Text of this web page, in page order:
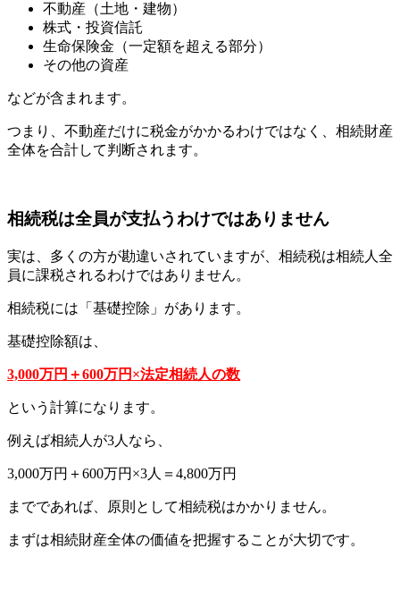
不動産（土地・建物）
株式・投資信託
生命保険金（一定額を超える部分）
その他の資産
などが含まれます。
つまり、不動産だけに税金がかかるわけではなく、相続財産
全体を合計して判断されます。
相続税は全員が支払うわけではありません
実は、多くの方が勘違いされていますが、相続税は相続人全
員に課税されるわけではありません。
相続税には「基礎控除」があります。
基礎控除額は、
3,000万円＋600万円×法定相続人の数
という計算になります。
例えば相続人が3人なら、
3,000万円＋600万円×3人＝4,800万円
までであれば、原則として相続税はかかりません。
まずは相続財産全体の価値を把握することが大切です。